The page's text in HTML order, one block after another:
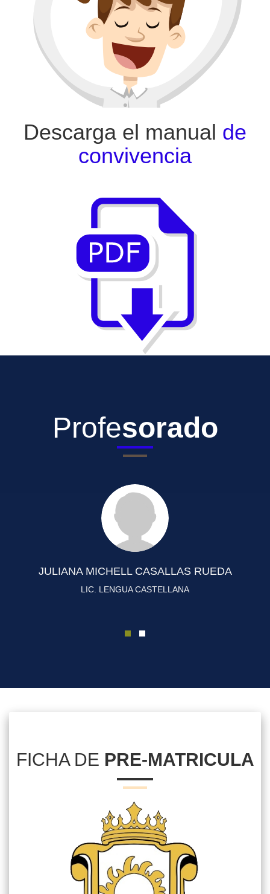
Descarga el manual de
convivencia
PDF
Profesorado
JULIANA MICHELL CASALLAS RUEDA
LIC. LENGUA CASTELLANA
FICHA DE PRE-MATRICULA